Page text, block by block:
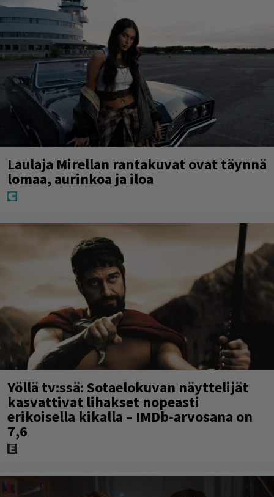
Laulaja Mirellan rantakuvat ovat täynnä
lomaa, aurinkoa ja iloa
Yöllä tv:ssä: Sotaelokuvan näyttelijät
kasvattivat lihakset nopeasti
erikoisella kikalla – IMDb-arvosana on
7,6